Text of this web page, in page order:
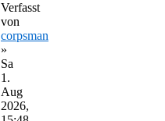
Verfasst
von
corpsman
»
Sa
1.
Aug
2026,